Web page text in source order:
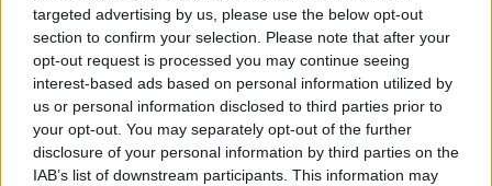
targeted advertising by us, please use the below opt-out
section to confirm your selection. Please note that after your
opt-out request is processed you may continue seeing
interest-based ads based on personal information utilized by
us or personal information disclosed to third parties prior to
your opt-out. You may separately opt-out of the further
disclosure of your personal information by third parties on the
IAB’s list of downstream participants. This information may